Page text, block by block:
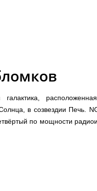
в созвездии Печь.
по мощности